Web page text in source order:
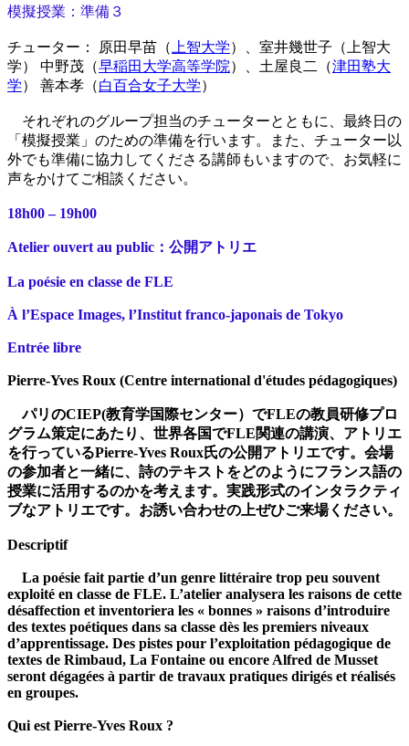
模擬授業：準備３
チューター： 原田早苗（ 上智大学）、室井幾世子（上智大
学） 中野茂（早稲田大学高等学院）、土屋良二（津田塾大
学） 善本孝（白百合女子大学）
それぞれのグループ担当のチューターとともに、最終日の
「模擬授業」のための準備を行います。また、チューター以
外でも準備に協力してくださる講師もいますので、お気軽に
声をかけてご相談ください。
18h00 – 19h00
Atelier ouvert au public：公開アトリエ
La poésie en classe de FLE
À l’Espace Images, l’Institut franco-japonais de Tokyo
Entrée libre
Pierre-Yves Roux (Centre international d'études pédagogiques)
パリのCIEP(教育学国際センター）でFLEの教員研修プロ
グラム策定にあたり、世界各国でFLE関連の講演、アトリエ
を行っているPierre-Yves Roux氏の公開アトリエです。会場
の参加者と一緒に、詩のテキストをどのようにフランス語の
授業に活用するのかを考えます。実践形式のインタラクティ
ブなアトリエです。お誘い合わせの上ぜひご来場ください。
Descriptif
La poésie fait partie d’un genre littéraire trop peu souvent
exploité en classe de FLE. L’atelier analysera les raisons de cette
désaffection et inventoriera les « bonnes » raisons d’introduire
des textes poétiques dans sa classe dès les premiers niveaux
d’apprentissage. Des pistes pour l’exploitation pédagogique de
textes de Rimbaud, La Fontaine ou encore Alfred de Musset
seront dégagées à partir de travaux pratiques dirigés et réalisés
en groupes.
Qui est Pierre-Yves Roux ?